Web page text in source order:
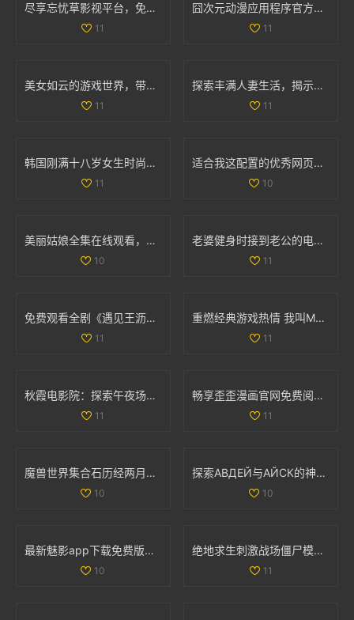
尽享忘忧草影视平台，免费畅看精彩动漫视频
11
囧次元动漫应用程序官方下载，畅享正版动漫资源的精彩体验
11
美女如云的游戏世界，带你领略视觉盛宴的无限魅力
11
探索丰满人妻生活，揭示她们的独特魅力与精彩故事
11
韩国刚满十八岁女生时尚搭配宝典展现青春活力
11
适合我这配置的优秀网页游戏和单机游戏推荐
10
美丽姑娘全集在线观看，感受不一样的青春魅力与情感故事
10
老婆健身时接到老公的电话，让人意外的瞬间分享
11
免费观看全剧《遇见王沥川》，感受深情与共鸣的故事旅程
11
重燃经典游戏热情 我叫MT的冒险之旅再启航
11
秋霞电影院：探索午夜场次带来的独特观影体验
11
畅享歪歪漫画官网免费阅读的入口与使用指南
11
魔兽世界集合石历经两月努力 小探成功开启十门全功能
10
探索АВДЕЙ与АЙСК的神秘世界与文化魅力
10
最新魅影app下载免费版，带你体验极致影音乐趣
10
绝地求生刺激战场僵尸模式详细攻略与玩法解析
11